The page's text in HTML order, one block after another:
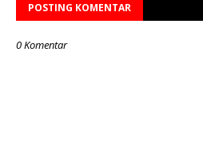
POSTING KOMENTAR
0 Komentar